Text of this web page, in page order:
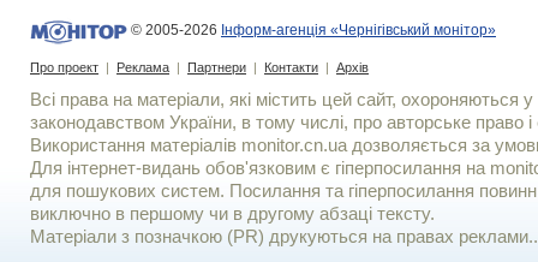
© 2005-2026 Інформ-агенція «Чернігівський монітор»
Про проект | Реклама | Партнери | Контакти | Архів
Всі права на матеріали, які містить цей сайт, охороняються у
законодавством України, в тому числі, про авторське право і
Використання матерiалiв monitor.cn.ua дозволяється за
Для iнтернет-видань обов'язковим є гiперпосилання на
для пошукових систем. Посилання та гіперпосилання
виключно в першому чи в другому абзаці тексту.
Матеріали з позначкою (PR) друкуються на правах реклами..